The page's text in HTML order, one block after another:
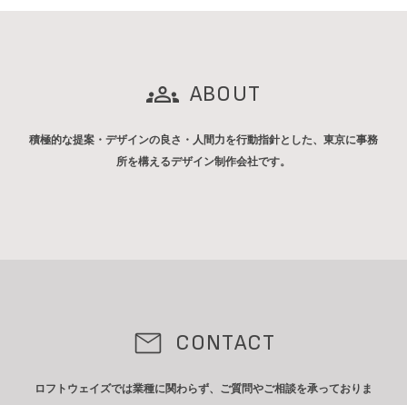
ABOUT
積極的な提案・デザインの良さ・人間力を行動指針とした、東京に事務
所を構えるデザイン制作会社です。
CONTACT
ロフトウェイズでは業種に関わらず、ご質問やご相談を承っておりま